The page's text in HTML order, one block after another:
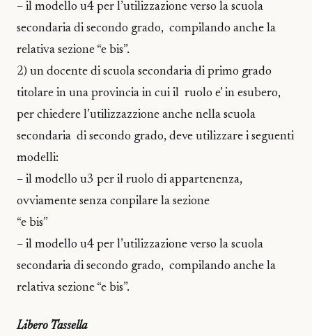
– il modello u4 per l’utilizzazione verso la scuola
secondaria di secondo grado, compilando anche la
relativa sezione “e bis”.
2) un docente di scuola secondaria di primo grado
titolare in una provincia in cui il ruolo e’ in esubero,
per chiedere l’utilizzazzione anche nella scuola
secondaria di secondo grado, deve utilizzare i seguenti
modelli:
– il modello u3 per il ruolo di appartenenza,
ovviamente senza conpilare la sezione
“e bis”
– il modello u4 per l’utilizzazione verso la scuola
secondaria di secondo grado, compilando anche la
relativa sezione “e bis”.
Libero Tassella